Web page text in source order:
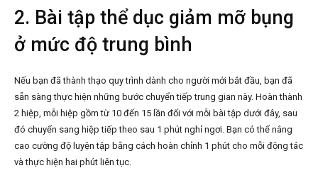
2. Bài tập thể dục giảm mỡ bụng
ở mức độ trung bình
Nếu bạn đã thành thạo quy trình dành cho người mới bắt đầu, bạn đã
sẵn sàng thực hiện những bước chuyển tiếp trung gian này. Hoàn thành
2 hiệp, mỗi hiệp gồm từ 10 đến 15 lần đối với mỗi bài tập dưới đây, sau
đó chuyển sang hiệp tiếp theo sau 1 phút nghỉ ngơi. Bạn có thể nâng
cao cường độ luyện tập bằng cách hoàn chỉnh 1 phút cho mỗi động tác
và thực hiện hai phút liên tục.